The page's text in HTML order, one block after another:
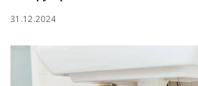
31.12.2024